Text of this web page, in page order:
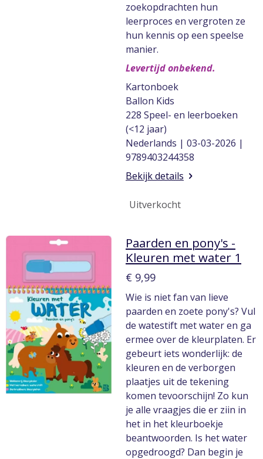
zoekopdrachten hun
leerproces en vergroten ze
hun kennis op een speelse
manier.
Levertijd onbekend.
Kartonboek
Ballon Kids
228 Speel- en leerboeken
(<12 jaar)
Nederlands | 03-03-2026 |
9789403244358
Bekijk details
Uitverkocht
Paarden en pony's -
Kleuren met water 1
€ 9,99
Wie is niet fan van lieve
paarden en zoete pony's? Vul
de watestift met water en ga
ermee over de kleurplaten. Er
gebeurt iets wonderlijk: de
kleuren en de verborgen
plaatjes uit de tekening
komen tevoorschijn! Zo kun
je alle vraagjes die er ziin in
het in het kleurboekje
beantwoorden. Is het water
opgedroogd? Dan begin je